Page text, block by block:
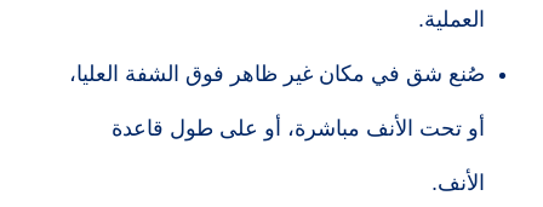
العملية.
صُنع شق في مكان غير ظاهر فوق الشفة العليا،
أو تحت الأنف مباشرة، أو على طول قاعدة
الأنف.